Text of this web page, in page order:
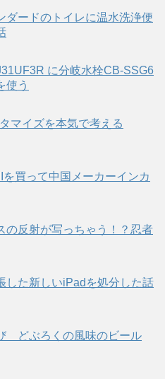
ダードのトイレに温水洗浄便
に分岐水栓CB-SSG6
使う
マイズを本気で考える
を買って中国メーカーインカ
の反射が写っちゃう！？忍者
した新しいiPadを処分した話
どぶろくの風味のビール